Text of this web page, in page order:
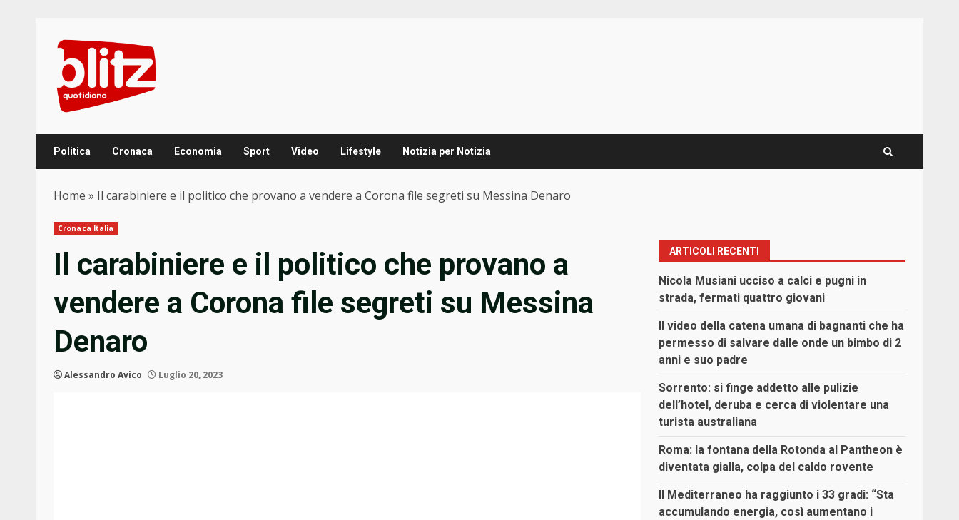
content
Politica Cronaca Economia Sport Video Lifestyle Notizia per Notizia
Home » Il carabiniere e il politico che provano a vendere a Corona file segreti su Messina Denaro
Cronaca Italia
Il carabiniere e il politico che provano a
vendere a Corona file segreti su Messina
Denaro
Alessandro Avico Luglio 20, 2023
ARTICOLI RECENTI
Nicola Musiani ucciso a calci e pugni in
strada, fermati quattro giovani
Il video della catena umana di bagnanti che ha
permesso di salvare dalle onde un bimbo di 2
anni e suo padre
Sorrento: si finge addetto alle pulizie
dell’hotel, deruba e cerca di violentare una
turista australiana
Roma: la fontana della Rotonda al Pantheon è
diventata gialla, colpa del caldo rovente
Il Mediterraneo ha raggiunto i 33 gradi: “Sta
accumulando energia, così aumentano i